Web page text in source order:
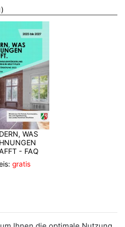
BROSCHÜREN
WAS
- FAQ
gratis